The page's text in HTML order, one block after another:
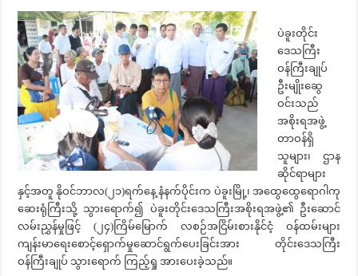
ပဲခူးတိုင်း
ဒေသကြီး
ဝန်ကြီးချုပ်
ဦးမျိုးဆွေ
ဝင်းသည်
အစိုးရအဖွဲ့
တာဝန်ရှိ
သူများ၊ ဌာန
ဆိုင်ရာများ
နှင့်အတူ နိုဝင်ဘာလ(၂၁)ရက်နေ့ နံနက်ပိုင်းက ပဲခူးမြို့၊ အထွေထွေရောဂါကု
ဆေးရုံကြီးသို့ သွားရောက်၍ ပဲခူးတိုင်းဒေသကြီးအစိုးရအဖွဲ့၏ ဦးဆောင်
လမ်းညွှန်မှုဖြင့် (၂၄)ကြိမ်မြောက် လစဉ်အငြိမ်းစားနိုင်ငံ့ ဝန်ထမ်းများ
ကျန်းမာရေးစောင့်ရှောက်မှုဆောင်ရွက်ပေးခြင်းအား တိုင်းဒေသကြီး
ဝန်ကြီးချုပ် သွားရောက် ကြည့်ရှု အားပေးခဲ့သည်။